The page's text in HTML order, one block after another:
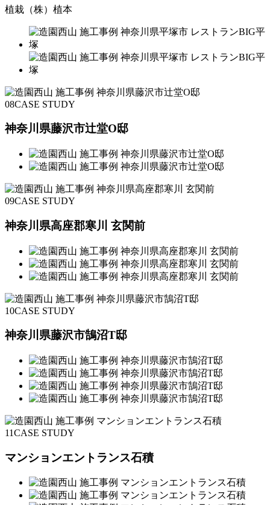
植栽（株）植本
08CASE STUDY
神奈川県藤沢市辻堂O邸
09CASE STUDY
神奈川県高座郡寒川 玄関前
10CASE STUDY
神奈川県藤沢市鵠沼T邸
11CASE STUDY
マンションエントランス石積